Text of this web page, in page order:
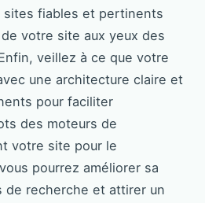
fiables et pertinents
votre site aux yeux des
veillez à ce que votre
une architecture claire et
pour faciliter
des moteurs de
votre site pour le
pourrez améliorer sa
de recherche et attirer un